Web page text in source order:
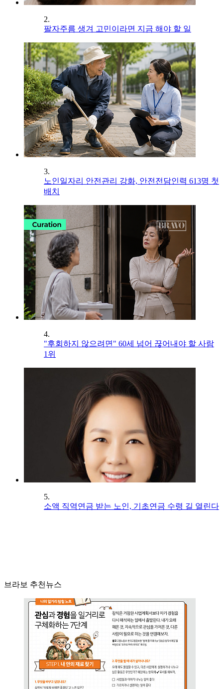
2.
팔자주름 생겨 고민이라면 지금 해야 할 일
3.
노인일자리 안전관리 강화, 안전전담인력 613명 첫
배치
4.
"후회하지 않으려면" 60세 넘어 끊어내야 할 사람
1위
5.
소액 직역연금 받는 노인, 기초연금 수령 길 열린다
브라보 추천뉴스